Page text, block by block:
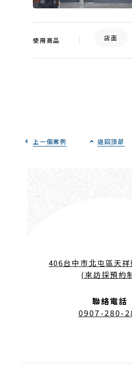
使用商品 店面
上一個案例 返回頂部
406台中市北屯區天
(來訪採預約
聯絡電話
0907-280-